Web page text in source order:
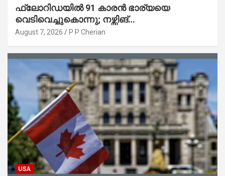
ഫ്ലോറിഡയിൽ 91 കാരൻ ഭാര്യയെ
വെടിവെച്ചുകൊന്നു; നഴ്സിങ്
ഹോമിലാക്കില്ലെന്ന് നൽകിയ വാഗ്ദാനം
August 7, 2026 P P Cherian
USA